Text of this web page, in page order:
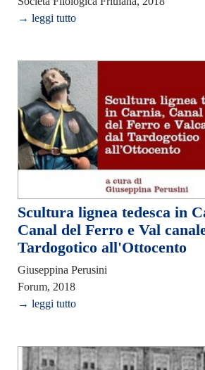
→ leggi tutto
Scultura lignea tedesca in
Canal del Ferro e Val
Tardogotico all'Ottocento
Giuseppina Perusini
Forum, 2018
→ leggi tutto